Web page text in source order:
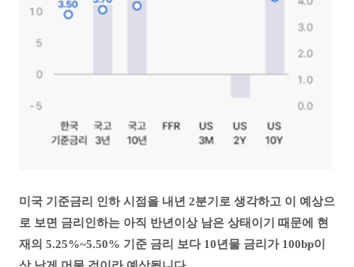
미국 기준금리 인하 시점을 내년 2분기로 생각하고 이 예상으
로 보면 금리인하는 아직 반년이상 남은 상태이기 때문에 현
재의 5.25%~5.50% 기준 금리 보다 10년물 금리가 100bp이